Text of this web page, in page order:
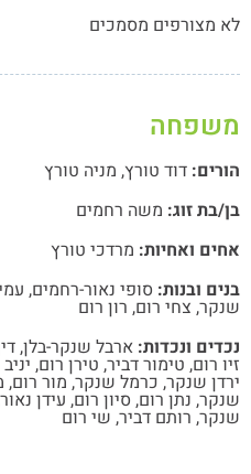
לא מצורפים מסמכים
משפחה
הורים: דוד טורץ, מניה טורץ
בן/בת זוג: משה רחמים
אחים ואחיות: מרדכי טורץ
בנים ובנות: סופי נאור-רחמים,
שנקר, צחי רום, רון רום
נכדים ונכדות: ארבל שנקר-בלן,
זיו רום, טימור דביר, טירן רום,
ירדן שנקר, כרמל שנקר,מור רום,
שנקר, נתן רום, סיון רום, עידן נאור
שנקר, רותם דביר, שי רום